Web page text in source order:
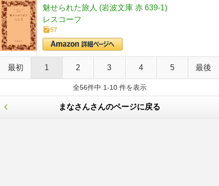
魅せられた旅人 (岩波文庫 赤 639-1)
レスコーフ
57
最初 1 2 3 4 5 最後
全56件中 1-10 件を表示
まなさんさんのページに戻る